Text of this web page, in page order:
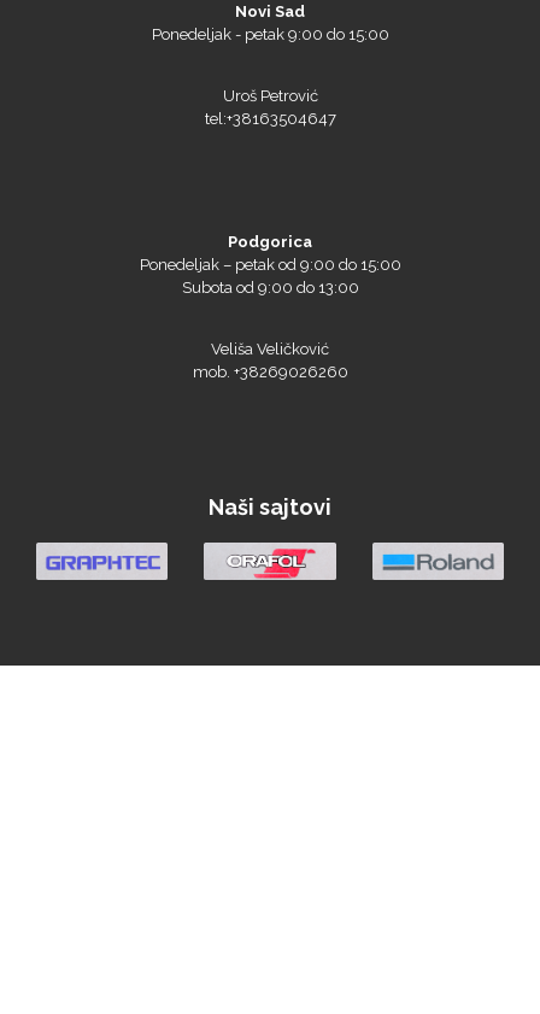
Novi Sad
Ponedeljak - petak 9:00 do 15:00
Uroš Petrović
tel:+38163504647
Podgorica
Ponedeljak – petak od 9:00 do 15:00
Subota od 9:00 do 13:00
Veliša Veličković
mob. +38269026260
Naši sajtovi